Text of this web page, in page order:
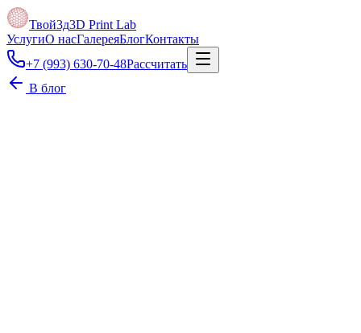
Твой3д3D Print Lab
УслугиО насГалереяБлогКонтакты
+7 (993) 630-70-48Рассчитать
В блог